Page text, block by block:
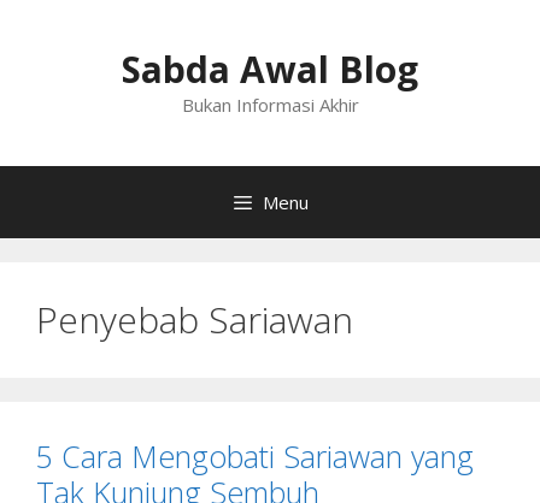
Sabda Awal Blog
Bukan Informasi Akhir
Menu
Penyebab Sariawan
5 Cara Mengobati Sariawan yang
Tak Kunjung Sembuh